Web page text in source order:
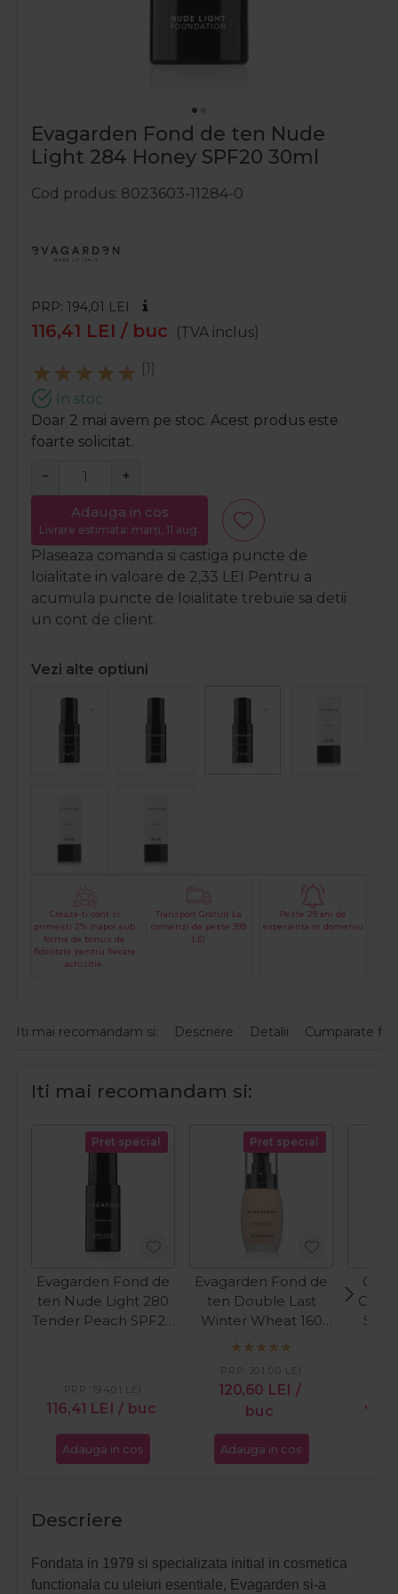
Evagarden Fond de ten Nude
Light 284 Honey SPF20 30ml
Cod produs 8023603-11284-0
PRP: 194,01 LEI
116,41 LEI / buc (TVA inclus)
[1]
In stoc
Doar 2 mai avem pe stoc. Acest produs este
foarte solicitat.
− +
Adauga in cos
Livrare estimata: marți, 11 aug.
Plaseaza comanda si castiga puncte de
loialitate in valoare de 2,33 LEI
Pentru a
acumula puncte de loialitate trebuie sa detii
un cont de client.
Vezi alte optiuni
Creaza-ti cont si
primesti 2% inapoi sub
forma de bonus de
fidelitate pentru fiecare
achizitie.
Transport Gratuit La
comenzi de peste 399
LEI
Peste 29 ani de
experienta in domeniu
Iti mai recomandam si: Descriere Detalii Cumparate
Iti mai recomandam si:
Pret special
Evagarden Fond de
ten Nude Light 280
Tender Peach SPF20
116,41 LEI / buc
PRP: 194,01 LEI
Adauga in cos
Pret special
Evagarden Fond de
ten Double Last
Winter Wheat 160
30ml
120,60 LEI /
buc
PRP: 201,00 LEI
Adauga in cos
Descriere
Fondata in 1979 si specializata initial in cosmetica
functionala cu uleiuri esentiale, Evagarden si-a